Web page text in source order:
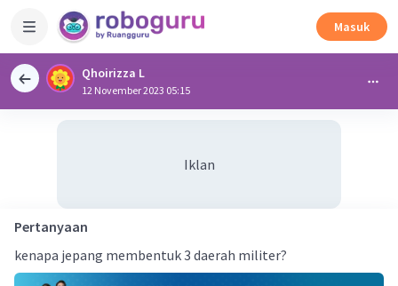
Masuk
Qhoirizza L
12 November 2023 05:15
Iklan
Pertanyaan
kenapa jepang membentuk 3 daerah militer?